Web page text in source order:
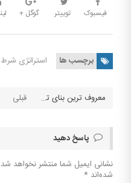
فیسبوک توییتر گوگل +
برچسب ها استراتژی
معروف ترین بنای تاریخی با بودجه لاتاری!
پاسخ دهید
نشانی ایمیل شما منتشر نخواهد
شده‌اند *